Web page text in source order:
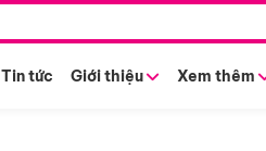
Tin tức Giới thiệu Xem thêm